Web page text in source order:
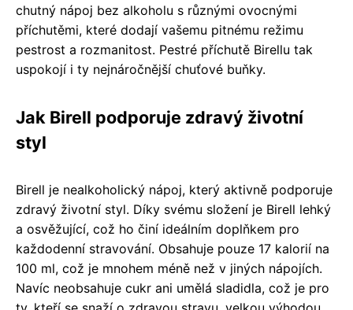
chutný nápoj bez alkoholu s různými ovocnými
příchutěmi, které dodají vašemu pitnému režimu
pestrost a rozmanitost. Pestré příchutě Birellu tak
uspokojí i ty nejnáročnější chuťové buňky.
Jak Birell podporuje zdravý životní
styl
Birell je nealkoholický nápoj, který aktivně podporuje
zdravý životní styl. Díky svému složení je Birell lehký
a osvěžující, což ho činí ideálním doplňkem pro
každodenní stravování. Obsahuje pouze 17 kalorií na
100 ml, což je mnohem méně než v jiných nápojích.
Navíc neobsahuje cukr ani umělá sladidla, což je pro